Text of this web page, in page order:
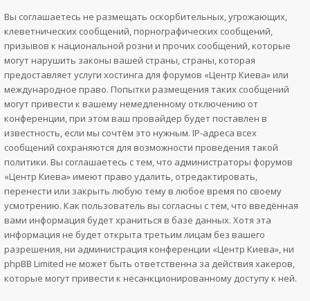
Вы соглашаетесь не размещать оскорбительных, угрожающих,
клеветнических сообщений, порнографических сообщений,
призывов к национальной розни и прочих сообщений, которые
могут нарушить законы вашей страны, страны, которая
предоставляет услуги хостинга для форумов «Центр Киева» или
международное право. Попытки размещения таких сообщений
могут привести к вашему немедленному отключению от
конференции, при этом ваш провайдер будет поставлен в
известность, если мы сочтём это нужным. IP-адреса всех
сообщений сохраняются для возможности проведения такой
политики. Вы соглашаетесь с тем, что администраторы форумов
«Центр Киева» имеют право удалить, отредактировать,
перенести или закрыть любую тему в любое время по своему
усмотрению. Как пользователь вы согласны с тем, что введённая
вами информация будет храниться в базе данных. Хотя эта
информация не будет открыта третьим лицам без вашего
разрешения, ни администрация конференции «Центр Киева», ни
phpBB Limited не может быть ответственна за действия хакеров,
которые могут привести к несанкционированному доступу к ней.